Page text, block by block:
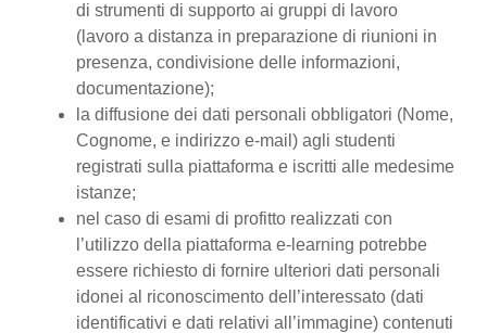
di strumenti di supporto ai gruppi di lavoro
(lavoro a distanza in preparazione di riunioni in
presenza, condivisione delle informazioni,
documentazione);
la diffusione dei dati personali obbligatori (Nome,
Cognome, e indirizzo e-mail) agli studenti
registrati sulla piattaforma e iscritti alle medesime
istanze;
nel caso di esami di profitto realizzati con
l’utilizzo della piattaforma e-learning potrebbe
essere richiesto di fornire ulteriori dati personali
idonei al riconoscimento dell’interessato (dati
identificativi e dati relativi all’immagine) contenuti